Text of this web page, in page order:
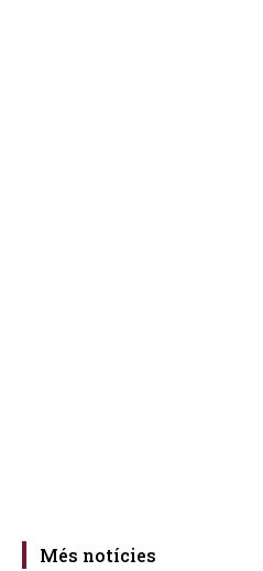
Més notícies